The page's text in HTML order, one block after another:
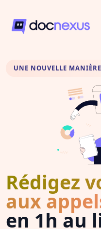
UNE NOUVELLE
Rédigez
aux
en 1h au